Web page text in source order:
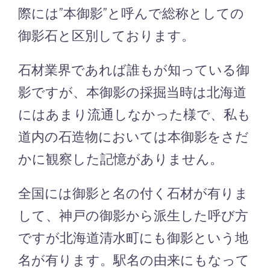
際には”本御影”と呼んで総称としての
御影石と区別しております。
石材業界であれば誰もが知っている御
影ですが、本御影の採掘当時は北海道
にはあまり流通しなかった様で、私も
道内の石造物においては本御影をさだ
かに観察した記憶がありません。
全国には御影と名の付く石材が有りま
して、神戸の御影から派生した呼び方
ですが北海道清水町にも御影という地
名が有ります。駅名の由来にもなって